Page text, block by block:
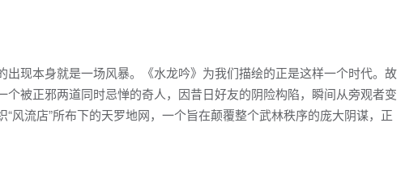
现本身就是一场风暴。《水龙吟》为我们描绘的正是这样一个时代。故
被正邪两道同时忌惮的奇人，因昔日好友的阴险构陷，瞬间从旁观者变
风流店”所布下的天罗地网，一个旨在颠覆整个武林秩序的庞大阴谋，正